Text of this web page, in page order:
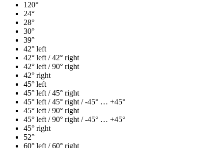
120°
24°
28°
30°
39°
42° left
42° left / 42° right
42° left / 90° right
42° right
45° left
45° left / 45° right
45° left / 45° right / -45° … +45°
45° left / 90° right
45° left / 90° right / -45° … +45°
45° right
52°
60° left / 60° right